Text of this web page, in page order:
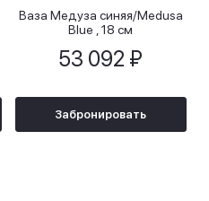
Ваза Медуза синяя/Medusa
Blue , 18 см
53 092 ₽
Забронировать